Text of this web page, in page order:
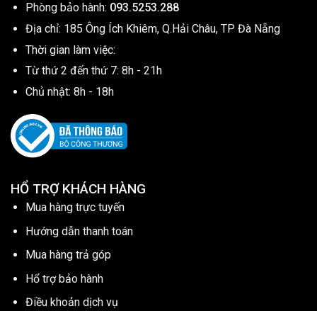
Phòng bảo hành: 093.5253.288
Địa chỉ: 185 Ông Ích Khiêm, Q.Hải Châu, TP Đà Nẵng
Thời gian làm việc:
Từ thứ 2 đến thứ 7: 8h - 21h
Chủ nhật: 8h - 18h
HỔ TRỢ KHÁCH HÀNG
Mua hàng trực tuyến
Hướng dẫn thanh toán
Mua hàng trả góp
Hổ trợ bảo hành
Điều khoản dịch vụ